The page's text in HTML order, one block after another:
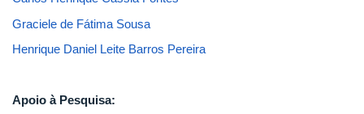
Graciele de Fátima Sousa
Henrique Daniel Leite Barros Pereira
Apoio à Pesquisa: